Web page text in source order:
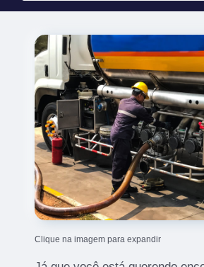
Clique na imagem para expandir